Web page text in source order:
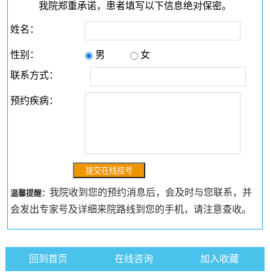
我院郑重承诺，患者填写以下信息绝对保密。
姓名：
性别： 男
女
联系方式：
预约疾病：
温馨提醒：我院收到您的预约消息后，会及时与您联系，并
会发出专家号及详细来院路线到您的手机，请注意查收。
回到首页 在线咨询 加入收藏